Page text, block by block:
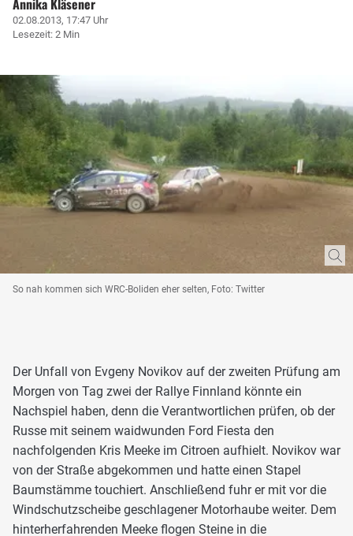
02.08.2013, 17:47 Uhr
Lesezeit: 2 Min
So nah kommen sich WRC-Boliden eher selten, Foto: Twitter
Der Unfall von Evgeny Novikov auf der zweiten Prüfung am
Morgen von Tag zwei der Rallye Finnland könnte ein
Nachspiel haben, denn die Verantwortlichen prüfen, ob der
Russe mit seinem waidwunden Ford Fiesta den
nachfolgenden Kris Meeke im Citroen aufhielt. Novikov war
von der Straße abgekommen und hatte einen Stapel
Baumstämme touchiert. Anschließend fuhr er mit vor die
Windschutzscheibe geschlagener Motorhaube weiter. Dem
hinterherfahrenden Meeke flogen Steine in die